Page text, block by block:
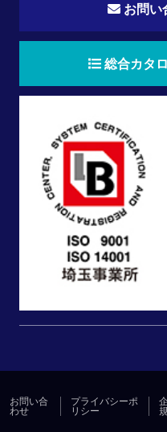
お問い
総合カタ
お問い合
わせ
プライバシーポ
リシー